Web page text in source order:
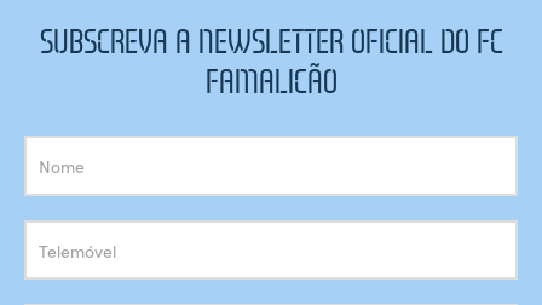
SUBSCREVA A NEWSLETTER OFICIAL DO FC
FAMALICÃO
Subscrição
Newsletter